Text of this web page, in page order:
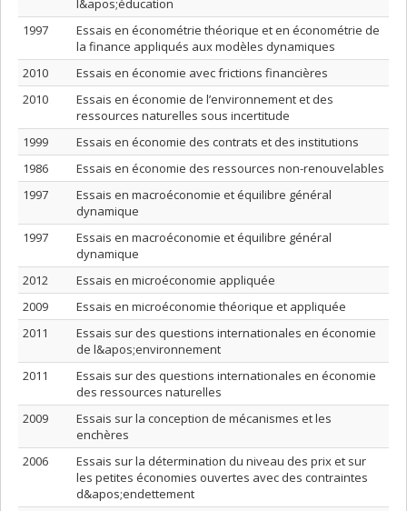
l&apos;éducation
1997
Essais en économétrie théorique et en économétrie de
la finance appliqués aux modèles dynamiques
2010
Essais en économie avec frictions financières
2010
Essais en économie de l’environnement et des
ressources naturelles sous incertitude
1999
Essais en économie des contrats et des institutions
1986
Essais en économie des ressources non-renouvelables
1997
Essais en macroéconomie et équilibre général
dynamique
1997
Essais en macroéconomie et équilibre général
dynamique
2012
Essais en microéconomie appliquée
2009
Essais en microéconomie théorique et appliquée
2011
Essais sur des questions internationales en économie
de l&apos;environnement
2011
Essais sur des questions internationales en économie
des ressources naturelles
2009
Essais sur la conception de mécanismes et les
enchères
2006
Essais sur la détermination du niveau des prix et sur
les petites économies ouvertes avec des contraintes
d&apos;endettement